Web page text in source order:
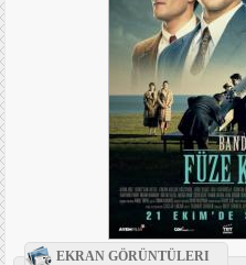
EKRAN GÖRÜNTÜLERI